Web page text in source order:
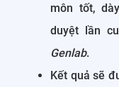
môn tốt,
duyệt lần
Genlab.
Kết quả sẽ